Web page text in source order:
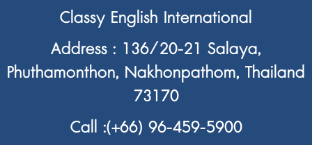
Classy English International
Address : 136/20-21 Salaya,
Phuthamonthon, Nakhonpathom, Thailand
73170
Call :(+66) 96-459-5900